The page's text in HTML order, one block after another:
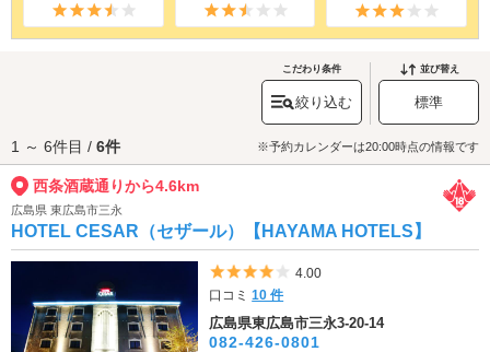
こだわり条件
絞り込む
並び替え
標準
1 ～ 6件目 / 6件 ※予約カレンダーは20:00時点の情報です
西条酒蔵通りから4.6km
広島県 東広島市三永
HOTEL CESAR（セザール）【HAYAMA HOTELS】
5つ星のうち4
4.00
口コミ10 件
広島県東広島市三永3-20-14
082-426-0801